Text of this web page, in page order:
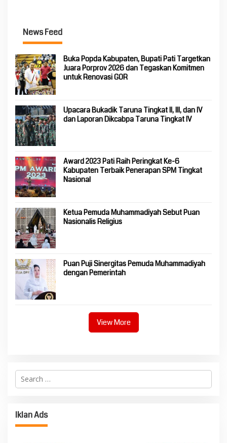
News Feed
Buka Popda Kabupaten, Bupati Pati Targetkan
Juara Porprov 2026 dan Tegaskan Komitmen
untuk Renovasi GOR
Upacara Bukadik Taruna Tingkat II, III, dan IV
dan Laporan Dikcabpa Taruna Tingkat IV
Award 2023 Pati Raih Peringkat Ke-6
Kabupaten Terbaik Penerapan SPM Tingkat
Nasional
Ketua Pemuda Muhammadiyah Sebut Puan
Nasionalis Religius
Puan Puji Sinergitas Pemuda Muhammadiyah
dengan Pemerintah
View More
Search
for:
Iklan Ads